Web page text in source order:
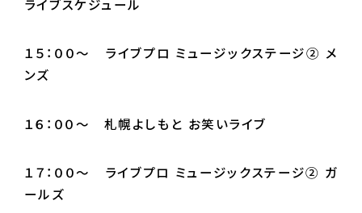
ライブスケジュール
１５：００～ ライブプロ ミュージックステージ② メ
ンズ
１６：００～ 札幌よしもと お笑いライブ
１７：００～ ライブプロ ミュージックステージ② ガ
ールズ